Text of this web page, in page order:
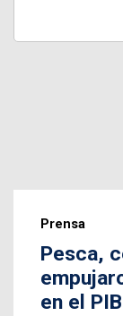
Prensa
Pesca,
en el